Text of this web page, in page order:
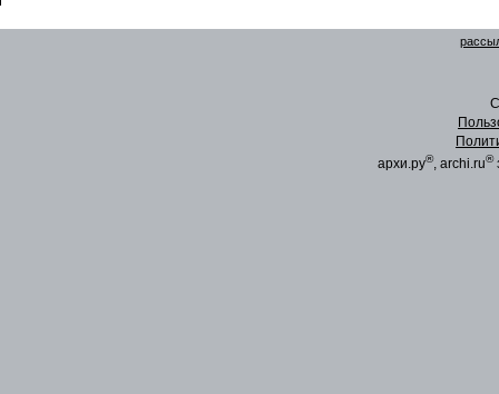
архи.ру®, archi.ru®